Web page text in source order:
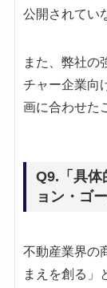
公開されてい
また、弊社の
チャー企業向
画に合わせた
Q9.「具体
ョン・ゴ
不動産業界の
まえを創る」